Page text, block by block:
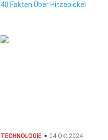
40 Fakten Über Hitzepickel
TECHNOLOGIE 04 Okt 2024